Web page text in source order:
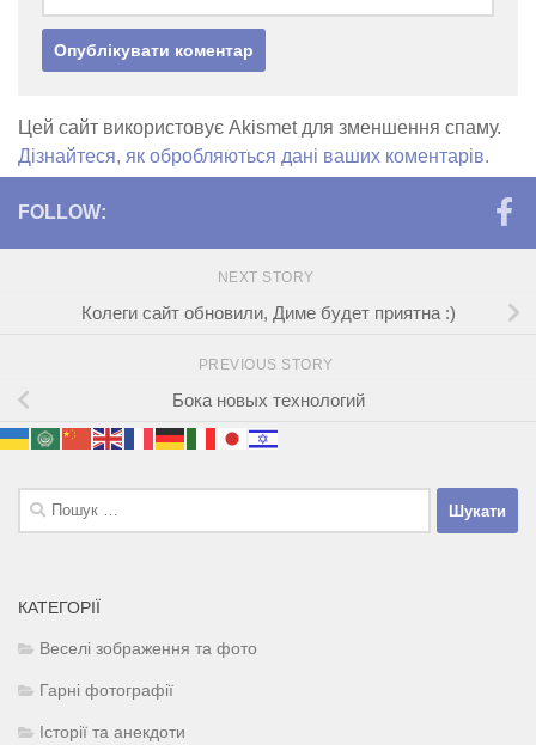
Цей сайт використовує Akismet для зменшення спаму.
Дізнайтеся, як обробляються дані ваших коментарів.
FOLLOW:
NEXT STORY
Колеги сайт обновили, Диме будет приятна :)
PREVIOUS STORY
Бока новых технологий
Пошук:
КАТЕГОРІЇ
Веселі зображення та фото
Гарні фотографії
Історії та анекдоти